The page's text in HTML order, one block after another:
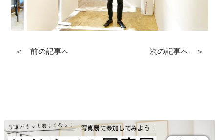
＜ 前の記事へ 次の記事へ ＞